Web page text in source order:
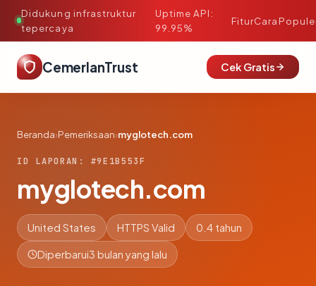
Didukung infrastruktur
tepercaya
·
Uptime API:
99.95%
FiturCara
CemerlanTrust Cek Gratis
Beranda›Pemeriksaan›myglotech.com
ID LAPORAN: #9E1B553F
myglotech.com
United States HTTPS Valid 0.4 tahun
Diperbarui3 bulan yang lalu